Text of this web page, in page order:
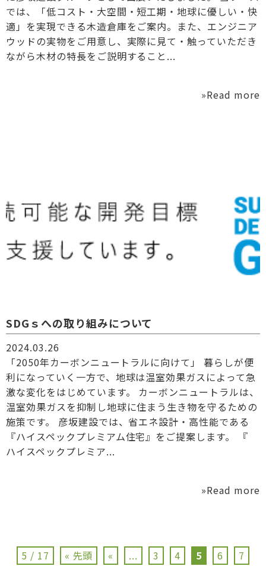
では、「低コスト・大空間・短工期・地球に優しい・快
適」を実現できる木造倉庫をご案内。また、エンジニア
ウッドの実物をご用意し、実際に見て・触っていただき
ながら木材の特長をご説明すること...
»Read more
SDGｓへの取り組みについて
2024.03.26
「2050年カーボンニュートラルに向けて」 暮らしが便
利になっていく一方で、地球は温室効果ガスによって急
激な変化をはじめています。 カーボンニュートラルは、
温室効果ガスを抑制し地球に住まう生き物を守るための
施策です。 彦坂建設では、省エネ設計・高性能である
『ハイスペックプレミアム住宅』をご提案します。 『
ハイスペックプレミア...
»Read more
5 / 17 « 先頭 « ... 3 4 5 6
7